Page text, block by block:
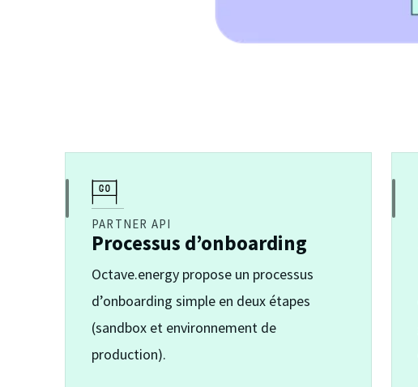
PARTNER API
Processus d’onboarding
Octave.energy propose un processus
d’onboarding simple en deux étapes
(sandbox et environnement de
production).